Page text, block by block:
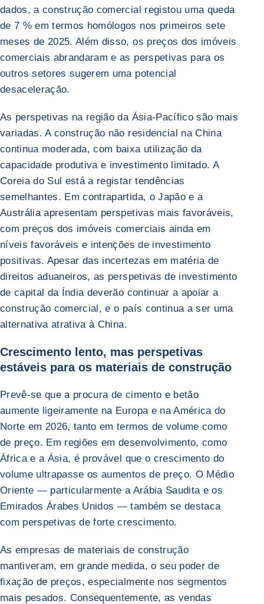
dados, a construção comercial registou uma queda
de 7 % em termos homólogos nos primeiros sete
meses de 2025. Além disso, os preços dos imóveis
comerciais abrandaram e as perspetivas para os
outros setores sugerem uma potencial
desaceleração.
As perspetivas na região da Ásia-Pacífico são mais
variadas. A construção não residencial na China
continua moderada, com baixa utilização da
capacidade produtiva e investimento limitado. A
Coreia do Sul está a registar tendências
semelhantes. Em contrapartida, o Japão e a
Austrália apresentam perspetivas mais favoráveis,
com preços dos imóveis comerciais ainda em
níveis favoráveis e intenções de investimento
positivas. Apesar das incertezas em matéria de
direitos aduaneiros, as perspetivas de investimento
de capital da Índia deverão continuar a apoiar a
construção comercial, e o país continua a ser uma
alternativa atrativa à China.
Crescimento lento, mas perspetivas
estáveis para os materiais de construção
Prevê-se que a procura de cimento e betão
aumente ligeiramente na Europa e na América do
Norte em 2026, tanto em termos de volume como
de preço. Em regiões em desenvolvimento, como
África e a Ásia, é provável que o crescimento do
volume ultrapasse os aumentos de preço. O Médio
Oriente — particularmente a Arábia Saudita e os
Emirados Árabes Unidos — também se destaca
com perspetivas de forte crescimento.
As empresas de materiais de construção
mantiveram, em grande medida, o seu poder de
fixação de preços, especialmente nos segmentos
mais pesados. Consequentemente, as vendas